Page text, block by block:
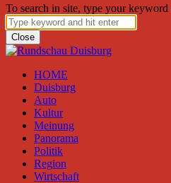
To search in site, type your keyword
Close
HOME
Duisburg
Auto
Kultur
Meinung
Panorama
Politik
Region
Wirtschaft